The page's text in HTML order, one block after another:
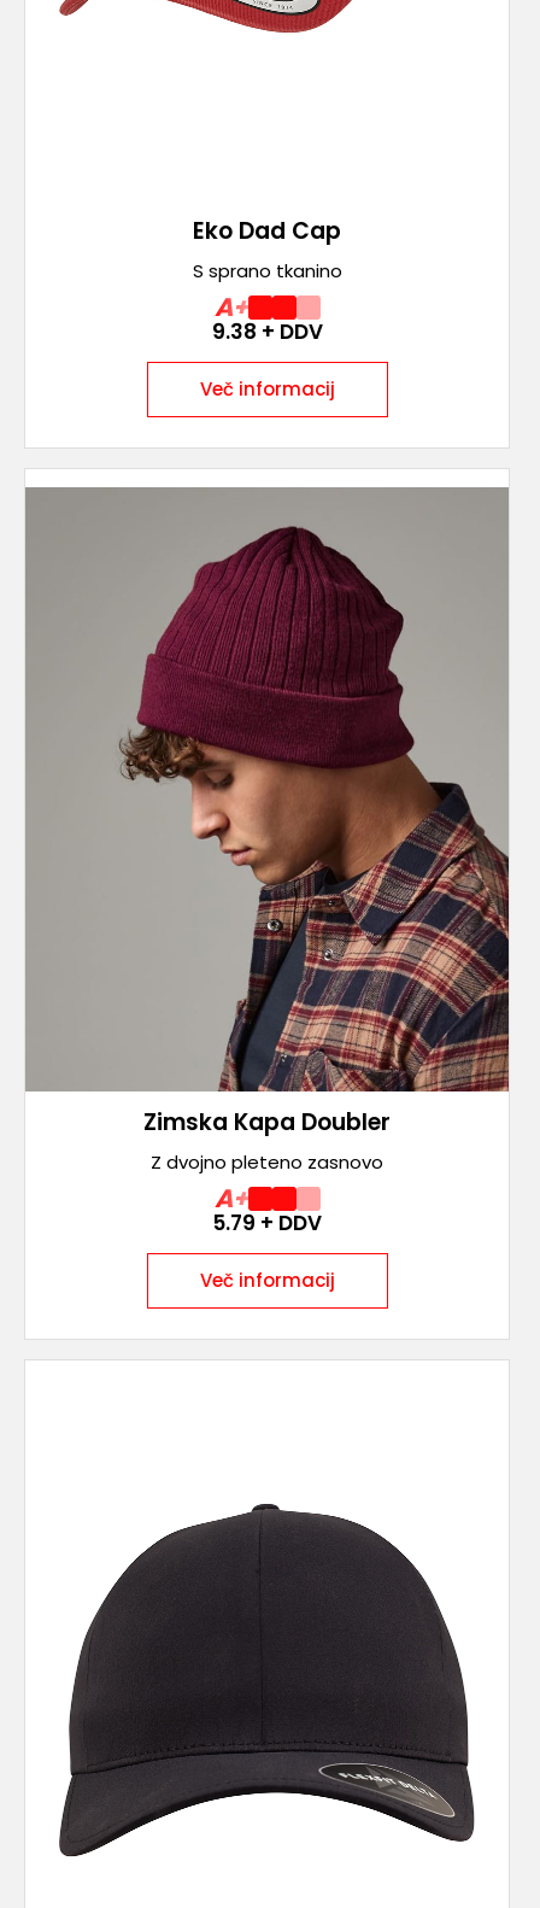
Eko Dad Cap
S sprano tkanino
A+
9.38 + DDV
Več informacij
Zimska Kapa Doubler
Z dvojno pleteno zasnovo
A+
5.79 + DDV
Več informacij